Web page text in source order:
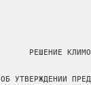
РЕШЕНИЕ
ОБ УТВЕРЖДЕНИИ